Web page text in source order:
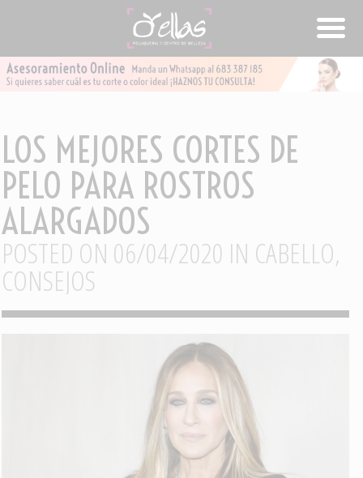
LOS MEJORES CORTES DE
PELO PARA ROSTROS
ALARGADOS
POSTED ON 06/04/2020 IN CABELLO,
CONSEJOS